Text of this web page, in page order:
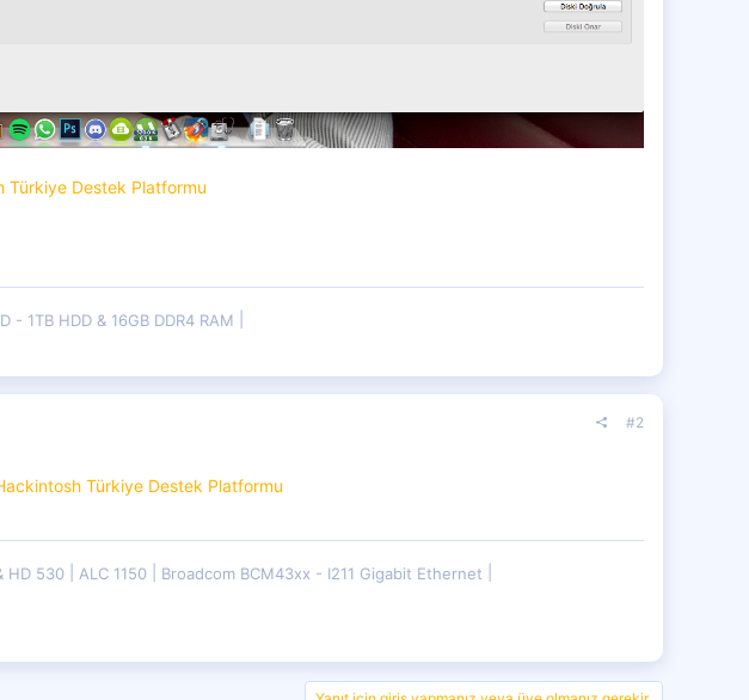
Türkiye Destek Platformu
- 1TB HDD & 16GB DDR4 RAM
#2
Türkiye Destek Platformu
HD 530 ALC 1150
Broadcom BCM43xx - I211 Gigabit Ethernet